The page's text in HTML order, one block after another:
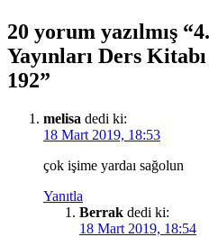
20 yorum yazılmış
Yayınları Ders
192”
melisa dedi ki:
18 Mart 2019, 18:53
çok işime yardaı sağolun
Yanıtla
Berrak dedi ki:
18 Mart 2019, 18:54